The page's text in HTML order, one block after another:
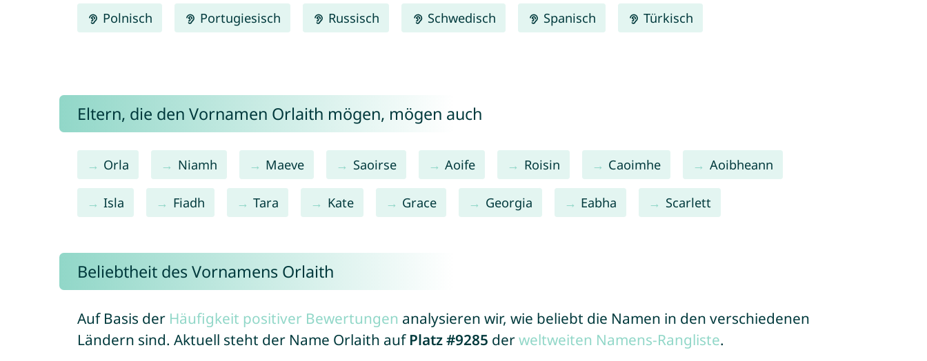
Polnisch Portugiesisch Russisch Schwedisch Spanisch Türkisch
Eltern, die den Vornamen Orlaith mögen, mögen auch
Orla Niamh Maeve Saoirse Aoife Roisin Caoimhe Aoibheann
Isla Fiadh Tara Kate Grace Georgia Eabha Scarlett
Beliebtheit des Vornamens Orlaith
Auf Basis der Häufigkeit positiver Bewertungen analysieren wir, wie beliebt die Namen in den verschiedenen
Ländern sind. Aktuell steht der Name Orlaith auf Platz #9285 derweltweiten Namens-Rangliste.